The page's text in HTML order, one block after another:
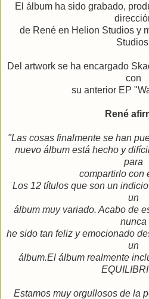
El álbum ha sido grabado,
de René en Helion Studios y
Del artwork se ha encargado
con
su anterior EP
René
"Las cosas finalmente se han
nuevo álbum está hecho y
para
compartirlo con
Los 12 títulos que son un
un
álbum muy variado. Acabo de
nunca
he sido tan feliz y emocionado
un
álbum.El álbum realmente
Estamos muy orgullosos de la